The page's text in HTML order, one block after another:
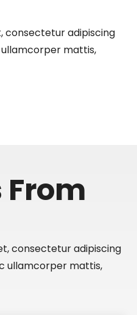
consectetur adipiscing
mattis,
consectetur adipiscing
ullamcorper mattis,